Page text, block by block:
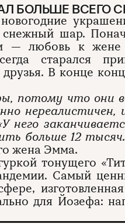
БОЛЬШЕ ВСЕГО
шар.
— любовь к
старался
В конце
потому что они
него
больше 12
жена Эмма.
тонущего
Самый
для Йозефа: